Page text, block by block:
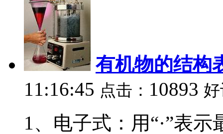
有机物的结构
11:16:45 点击： 10893
1、电子式：用“·”表